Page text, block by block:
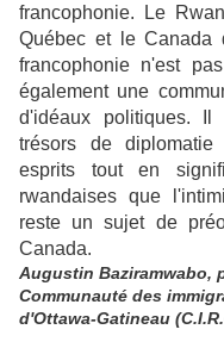
francophonie. Le
Québec et le Canada
francophonie n'est
également une
d'idéaux politiques. Il
trésors de
esprits tout en
rwandaises que
reste un sujet de
Canada.
Augustin Baziramwabo,
Communauté des
d'Ottawa-Gatineau